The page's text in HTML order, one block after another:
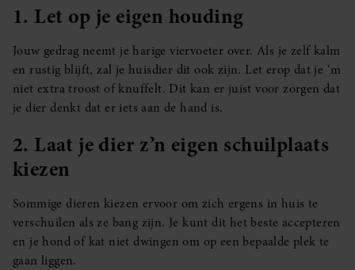
1. Let op je eigen houding
Jouw gedrag neemt je harige viervoeter over. Als je zelf kalm
en rustig blijft, zal je huisdier dit ook zijn. Let erop dat je ‘m
niet extra troost of knuffelt. Dit kan er juist voor zorgen dat
je dier denkt dat er iets aan de hand is.
2. Laat je dier z’n eigen schuilplaats
kiezen
Sommige dieren kiezen ervoor om zich ergens in huis te
verschuilen als ze bang zijn. Je kunt dit het beste accepteren
en je hond of kat niet dwingen om op een bepaalde plek te
gaan liggen.